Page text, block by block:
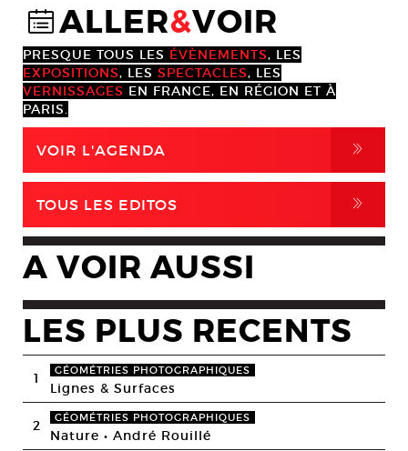
@ALLER&VOIR
PRESQUE TOUS LES ÉVÈNEMENTS, LES
EXPOSITIONS, LES SPECTACLES, LES
VERNISSAGES EN FRANCE, EN RÉGION ET À
PARIS.
VOIR L'AGENDA ,
TOUS LES EDITOS ,
A VOIR AUSSI
LES PLUS RECENTS
1 GÉOMÉTRIES PHOTOGRAPHIQUES
Lignes & Surfaces
2 GÉOMÉTRIES PHOTOGRAPHIQUES
Nature • André Rouillé